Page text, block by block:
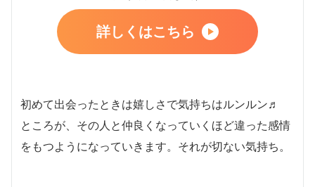
詳しくはこちら
初めて出会ったときは嬉しさで気持ちはルンルン♬
ところが、その人と仲良くなっていくほど違った感情
をもつようになっていきます。それが切ない気持ち。